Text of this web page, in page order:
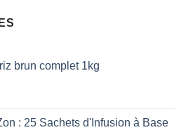
est :
brun complet 1kg
: 25 Sachets d'Infusion à Base